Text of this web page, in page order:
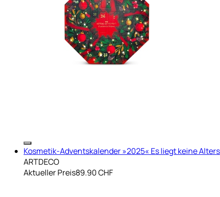
Kosmetik-Adventskalender »2025« Es liegt keine
ARTDECO
Aktueller Preis89.90 CHF